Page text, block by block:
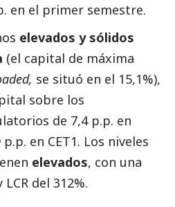
en el primer semestre.
elevados y sólidos
(el capital de máxima
se situó en el 15,1%),
sobre los
de 7,4 p.p. en
en CET1. Los niveles
elevados, con una
del 312%.